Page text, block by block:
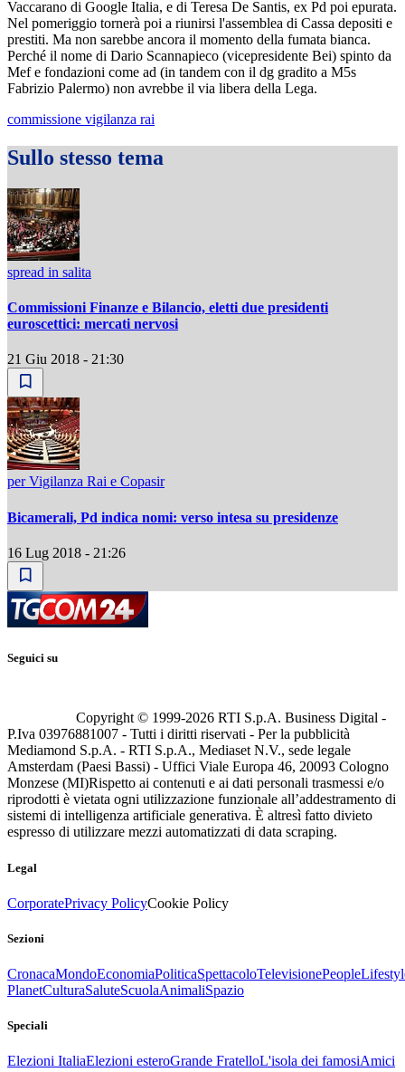
Vaccarano di Google Italia, e di Teresa De Santis, ex Pd poi epurata.
Nel pomeriggio tornerà poi a riunirsi l'assemblea di Cassa depositi e
prestiti. Ma non sarebbe ancora il momento della fumata bianca.
Perché il nome di Dario Scannapieco (vicepresidente Bei) spinto da
Mef e fondazioni come ad (in tandem con il dg gradito a M5s
Fabrizio Palermo) non avrebbe il via libera della Lega.
commissione vigilanza rai
Sullo stesso tema
spread in salita
Commissioni Finanze e Bilancio, eletti due presidenti
euroscettici: mercati nervosi
21 Giu 2018 - 21:30
per Vigilanza Rai e Copasir
Bicamerali, Pd indica nomi: verso intesa su presidenze
16 Lug 2018 - 21:26
Seguici su
Copyright © 1999-2026 RTI S.p.A. Business Digital -
P.Iva 03976881007 - Tutti i diritti riservati - Per la pubblicità
Mediamond S.p.A. - RTI S.p.A., Mediaset N.V., sede legale
Amsterdam (Paesi Bassi) - Uffici Viale Europa 46, 20093 Cologno
Monzese (MI)Rispetto ai contenuti e ai dati personali trasmessi e/o
riprodotti è vietata ogni utilizzazione funzionale all’addestramento di
sistemi di intelligenza artificiale generativa. È altresì fatto divieto
espresso di utilizzare mezzi automatizzati di data scraping.
Legal
CorporatePrivacy PolicyCookie Policy
Sezioni
CronacaMondoEconomiaPoliticaSpettacoloTelevisionePeople
PlanetCulturaSaluteScuolaAnimaliSpazio
Speciali
Elezioni ItaliaElezioni esteroGrande FratelloL'isola dei famosiAmici